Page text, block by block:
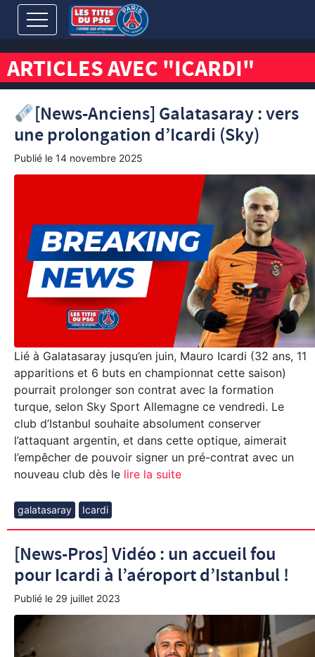
ARTICLES AVEC "ICARDI"
[News-Anciens] Galatasaray : vers
une prolongation d’Icardi (Sky)
Publié le 14 novembre 2025
Lié à Galatasaray jusqu’en juin, Mauro Icardi (32 ans, 11
apparitions et 6 buts en championnat cette saison)
pourrait prolonger son contrat avec la formation
turque, selon Sky Sport Allemagne ce vendredi. Le
club d’Istanbul souhaite absolument conserver
l’attaquant argentin, et dans cette optique, aimerait
l’empêcher de pouvoir signer un pré-contrat avec un
nouveau club dès le lire la suite
galatasaray Icardi
[News-Pros] Vidéo : un accueil fou
pour Icardi à l’aéroport d’Istanbul !
Publié le 29 juillet 2023